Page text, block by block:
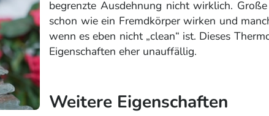
begrenzte Ausdehnung nicht wirklich.
schon wie ein Fremdkörper wirken und
wenn es eben nicht „clean“ ist. Dieses
Eigenschaften eher unauffällig.
Weitere Eigenschaften